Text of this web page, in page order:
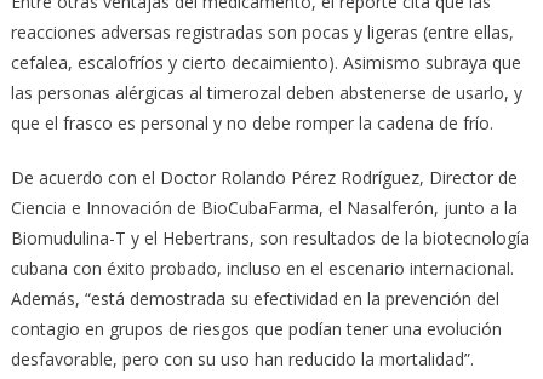
reacciones adversas registradas son pocas y ligeras (entre ellas,
cefalea, escalofríos y cierto decaimiento). Asimismo subraya que
las personas alérgicas al timerozal deben abstenerse de usarlo, y
que el frasco es personal y no debe romper la cadena de frío.
De acuerdo con el Doctor Rolando Pérez Rodríguez, Director de
Ciencia e Innovación de BioCubaFarma, el Nasalferón, junto a la
Biomudulina-T y el Hebertrans, son resultados de la biotecnología
cubana con éxito probado, incluso en el escenario internacional.
Además, “está demostrada su efectividad en la prevención del
contagio en grupos de riesgos que podían tener una evolución
desfavorable, pero con su uso han reducido la mortalidad”.